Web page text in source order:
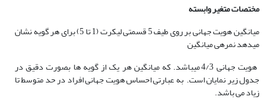
مختصات متغیر وابسته
میانگین هویت جهانی بر روی طیف 5 قسمتی لیکرت (1 تا 5) برای هر گویه نشان
می­دهد نمره­ی میانگین
هویت جهانی 4/3 می­باشد. که میانگین هر یک از گویه ها بصورت دقیق در
جدول زیر نمایان است. به عبارتی احساس هویت جهانی افراد در حد متوسط تا
زیاد می باشد.